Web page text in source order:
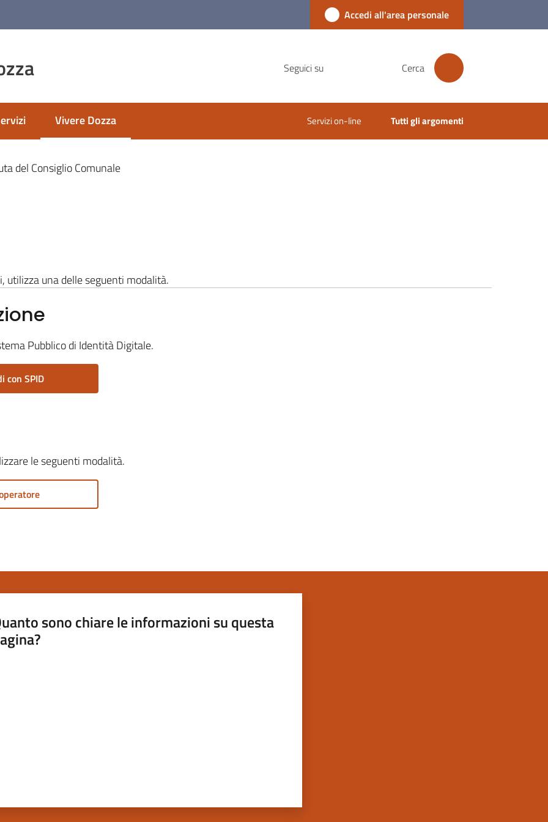
Accedi all'area personale
Seguici su Cerca
Vivere Dozza
Menu selezionato Servizi on-line Tutti gli argomenti
del Consiglio Comunale
utilizza una delle seguenti modalità.
Pubblico di Identità Digitale.
con SPID
le seguenti modalità.
sono chiare le informazioni su questa